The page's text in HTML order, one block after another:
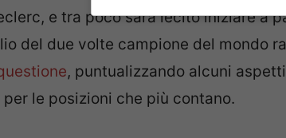
e tra poco sarà lecito iniziare a
del due volte campione del mondo
, puntualizzando alcuni
le posizioni che più contano.